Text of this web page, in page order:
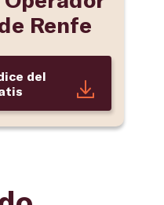
Renfe
del